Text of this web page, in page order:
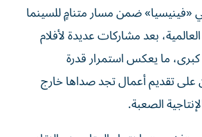
«فينيسيا» ضمن مسار متنامٍ للسينما
بعد مشاركات عديدة لأفلام
ما يعكس استمرار قدرة
على تقديم أعمال تجد صداها خارج
الصعبة.